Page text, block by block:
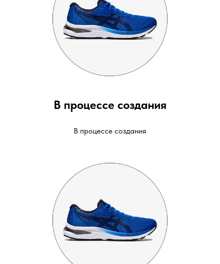
В процессе создания
В процессе создания